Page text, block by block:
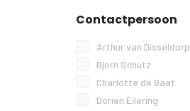
Contactpersoon
Arthur van Disseldorp
Björn Schutz
Charlotte de Baat
Dorien Eilering